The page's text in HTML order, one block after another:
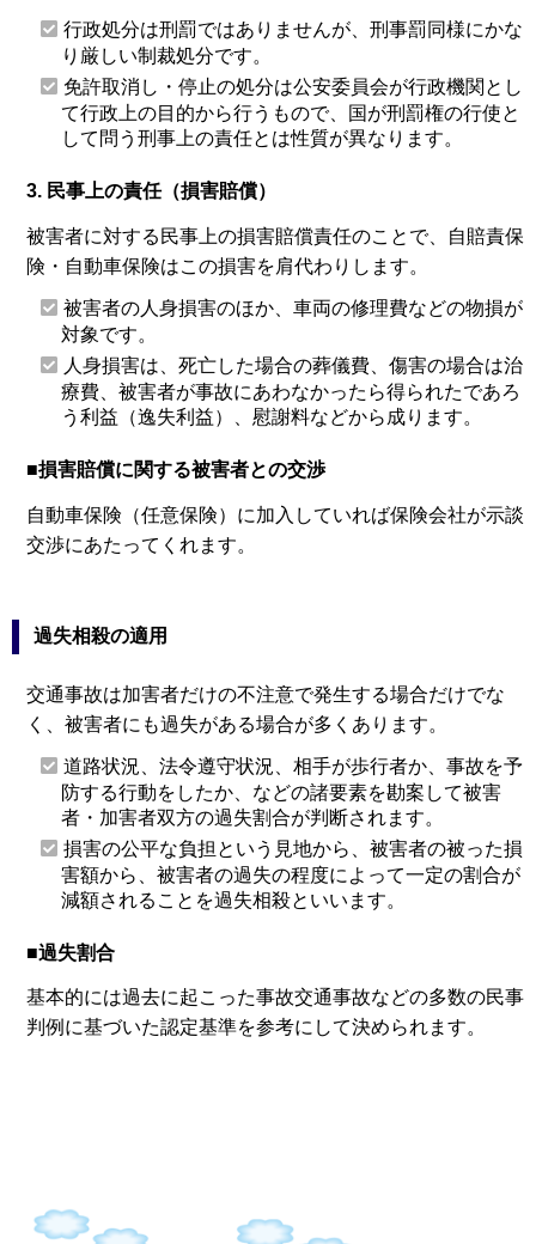
行政処分は刑罰ではありませんが、刑事罰同様にかな
り厳しい制裁処分です。
免許取消し・停止の処分は公安委員会が行政機関とし
て行政上の目的から行うもので、国が刑罰権の行使と
して問う刑事上の責任とは性質が異なります。
3. 民事上の責任（損害賠償）
被害者に対する民事上の損害賠償責任のことで、自賠責保
険・自動車保険はこの損害を肩代わりします。
被害者の人身損害のほか、車両の修理費などの物損が
対象です。
人身損害は、死亡した場合の葬儀費、傷害の場合は治
療費、被害者が事故にあわなかったら得られたであろ
う利益（逸失利益）、慰謝料などから成ります。
■損害賠償に関する被害者との交渉
自動車保険（任意保険）に加入していれば保険会社が示談
交渉にあたってくれます。
過失相殺の適用
交通事故は加害者だけの不注意で発生する場合だけでな
く、被害者にも過失がある場合が多くあります。
道路状況、法令遵守状況、相手が歩行者か、事故を予
防する行動をしたか、などの諸要素を勘案して被害
者・加害者双方の過失割合が判断されます。
損害の公平な負担という見地から、被害者の被った損
害額から、被害者の過失の程度によって一定の割合が
減額されることを過失相殺といいます。
■過失割合
基本的には過去に起こった事故交通事故などの多数の民事
判例に基づいた認定基準を参考にして決められます。